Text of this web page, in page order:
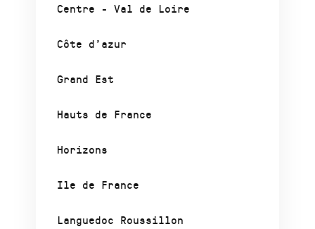
Centre - Val de Loire
Côte d’azur
Grand Est
Hauts de France
Horizons
Ile de France
Languedoc Roussillon